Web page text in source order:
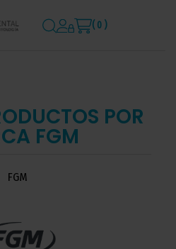
( 0 )
POR
FGM
FGM